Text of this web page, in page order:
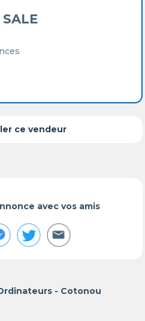
ce vendeur
avec vos amis
- Cotonou